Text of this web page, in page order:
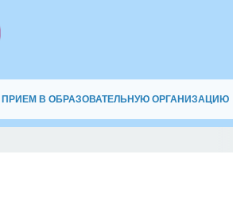
ПРИЕМ В ОБРАЗОВАТЕЛЬНУЮ ОРГАНИЗАЦИЮ